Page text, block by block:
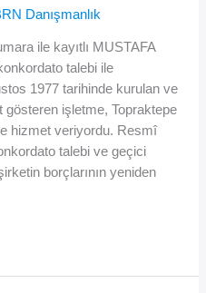
Danışmanlık
ile kayıtlı MUSTAFA
talebi ile
1977 tarihinde kurulan ve
gösteren işletme, Topraktepe
hizmet veriyordu. Resmî
talebi ve geçici
borçlarının yeniden